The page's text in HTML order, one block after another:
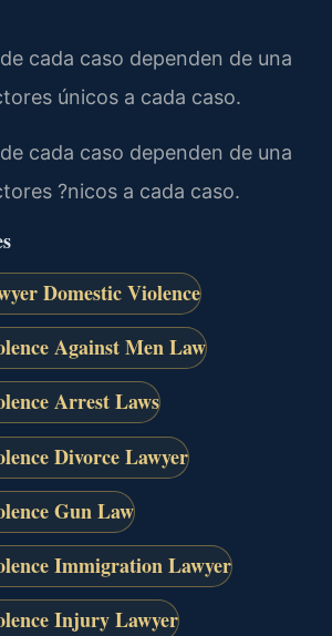
cada caso dependen de una
únicos a cada caso.
cada caso dependen de una
?nicos a cada caso.
Domestic Violence
Against Men Law
Arrest Laws
Divorce Lawyer
Gun Law
Immigration Lawyer
Injury Lawyer